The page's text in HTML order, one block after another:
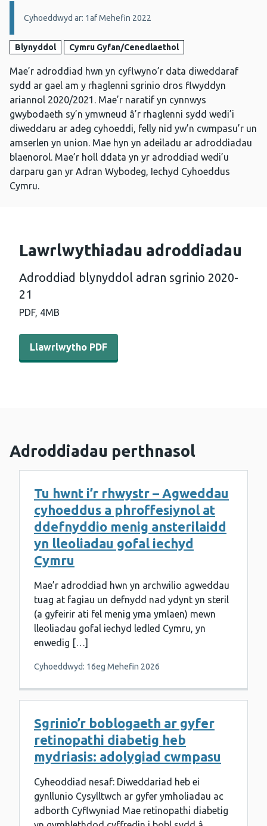
Manylion:
Cyhoeddwyd ar: 1af Mehefin 2022
Blynyddol Cymru Gyfan/Cenedlaethol
Mae’r adroddiad hwn yn cyflwyno’r data diweddaraf
sydd ar gael am y rhaglenni sgrinio dros flwyddyn
ariannol 2020/2021. Mae’r naratif yn cynnwys
gwybodaeth sy’n ymwneud â’r rhaglenni sydd wedi’i
diweddaru ar adeg cyhoeddi, felly nid yw’n cwmpasu’r un
amserlen yn union. Mae hyn yn adeiladu ar adroddiadau
blaenorol. Mae’r holl ddata yn yr adroddiad wedi’u
darparu gan yr Adran Wybodeg, Iechyd Cyhoeddus
Cymru.
Lawrlwythiadau adroddiadau
Adroddiad blynyddol adran sgrinio 2020-
21
PDF, 4MB
Llawrlwytho PDF - Adroddiad blynyddol adran sgrinio
Llawrlwytho PDF
Adroddiadau perthnasol
Tu hwnt i’r rhwystr – Agweddau
cyhoeddus a phroffesiynol at
ddefnyddio menig ansterilaidd
yn lleoliadau gofal iechyd
Cymru
Mae’r adroddiad hwn yn archwilio agweddau
tuag at fagiau un defnydd nad ydynt yn steril
(a gyfeirir ati fel menig yma ymlaen) mewn
lleoliadau gofal iechyd ledled Cymru, yn
enwedig […]
Cyhoeddwyd: 16eg Mehefin 2026
Sgrinio’r boblogaeth ar gyfer
retinopathi diabetig heb
mydriasis: adolygiad cwmpasu
Cyheoddiad nesaf: Diweddariad heb ei
gynllunio Cysylltwch ar gyfer ymholiadau ac
adborth Cyflwyniad Mae retinopathi diabetig